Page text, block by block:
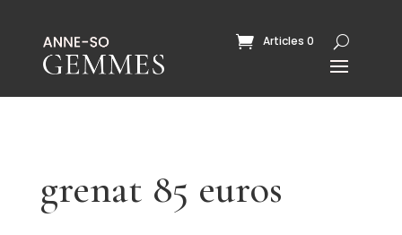
Articles 0
grenat 85 euros